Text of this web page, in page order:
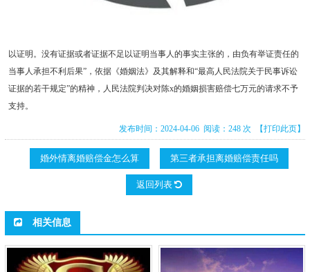
以证明。没有证据或者证据不足以证明当事人的事实主张的，由负有举证责任的
当事人承担不利后果”，依据《婚姻法》及其解释和“最高人民法院关于民事诉讼
证据的若干规定”的精神，人民法院判决对陈x的婚姻损害赔偿七万元的请求不予
支持。
发布时间：2024-04-06 阅读：248 次 【打印此页】
婚外情离婚赔偿金怎么算 第三者承担离婚赔偿责任吗
返回列表
相关信息